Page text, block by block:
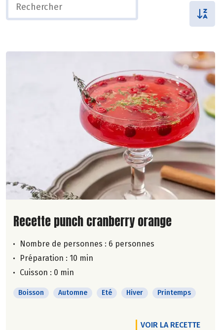
Lire la suite de la recette
Recette punch cranberry orange
Nombre de personnes : 6 personnes
Préparation : 10 min
Cuisson : 0 min
Boisson Automne Eté Hiver Printemps
VOIR LA RECETTE